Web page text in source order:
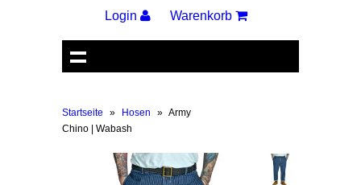
Login Warenkorb
Startseite » Hosen » Army
Chino | Wabash